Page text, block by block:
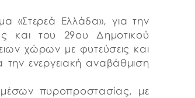
«Στερεά Ελλάδα», για την
και του 29ου Δημοτικού
χώρων με φυτεύσεις και
την ενεργειακή αναβάθμιση
πυροπροστασίας, με